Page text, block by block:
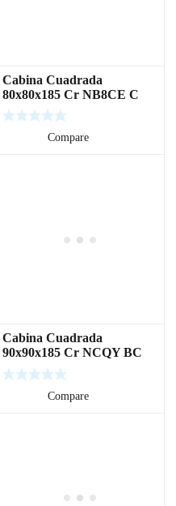
Cabina Cuadrada
80x80x185 Cr NB8CE C
Compare
Cabina Cuadrada
90x90x185 Cr NCQY BC
Compare